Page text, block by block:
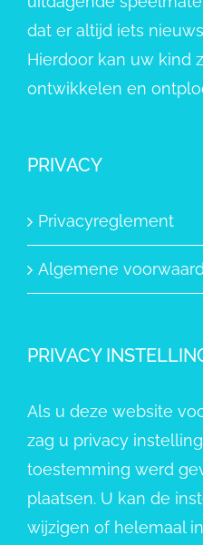
dat er altijd iets
Hierdoor kan uw kind
ontwikkelen en
PRIVACY
Privacyreglement
Algemene
PRIVACY
Als u deze website
zag u privacy
toestemming werd
plaatsen. U kan de
wijzigen of helemaal